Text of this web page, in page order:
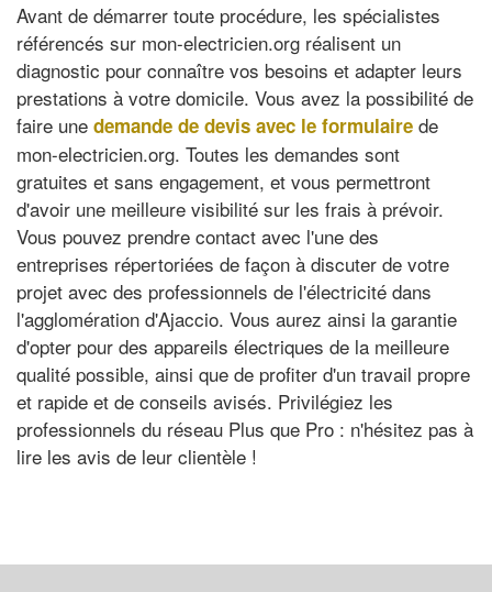
Avant de démarrer toute procédure, les spécialistes
référencés sur mon-electricien.org réalisent un
diagnostic pour connaître vos besoins et adapter leurs
prestations à votre domicile. Vous avez la possibilité de
faire une demande de devis avec le formulaire de
mon-electricien.org. Toutes les demandes sont
gratuites et sans engagement, et vous permettront
d'avoir une meilleure visibilité sur les frais à prévoir.
Vous pouvez prendre contact avec l'une des
entreprises répertoriées de façon à discuter de votre
projet avec des professionnels de l'électricité dans
l'agglomération d'Ajaccio. Vous aurez ainsi la garantie
d'opter pour des appareils électriques de la meilleure
qualité possible, ainsi que de profiter d'un travail propre
et rapide et de conseils avisés. Privilégiez les
professionnels du réseau Plus que Pro : n'hésitez pas à
lire les avis de leur clientèle !